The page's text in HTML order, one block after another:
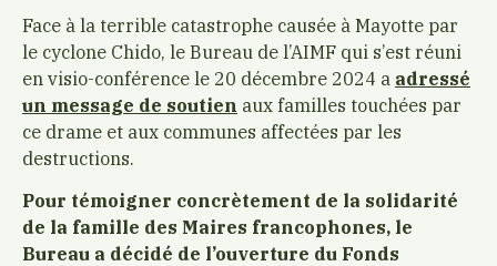
Face à la terrible catastrophe causée à Mayotte par
le cyclone Chido, le Bureau de l’AIMF qui s’est réuni
en visio-conférence le 20 décembre 2024 a adressé
un message de soutien aux familles touchées par
ce drame et aux communes affectées par les
destructions.
Pour témoigner concrètement de la solidarité
de la famille des Maires francophones, le
Bureau a décidé de l’ouverture du Fonds